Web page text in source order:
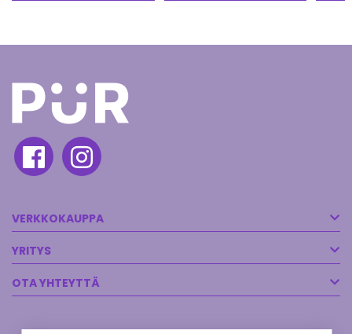
VERKKOKAUPPA
YRITYS
OTA YHTEYTTÄ